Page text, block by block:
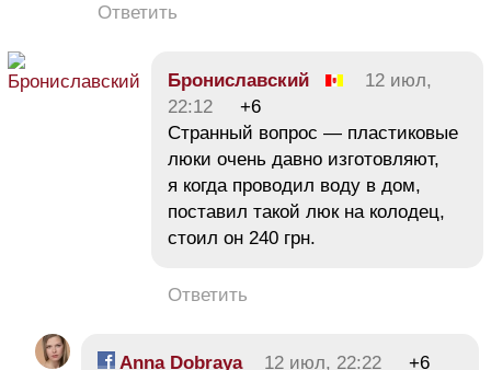
Ответить
Брониславский
12 июл,
22:12
+6
Странный вопрос — пластиковые
люки очень давно изготовляют,
я когда проводил воду в дом,
поставил такой люк на колодец,
стоил он 240 грн.
Ответить
Anna Dobraya 12 июл, 22:22
+6